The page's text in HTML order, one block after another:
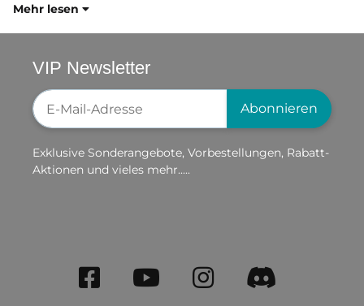
Mehr lesen
VIP Newsletter
Newsletter-Registrierung
Abonnieren
Exklusive Sonderangebote, Vorbestellungen, Rabatt-
Aktionen und vieles mehr.....